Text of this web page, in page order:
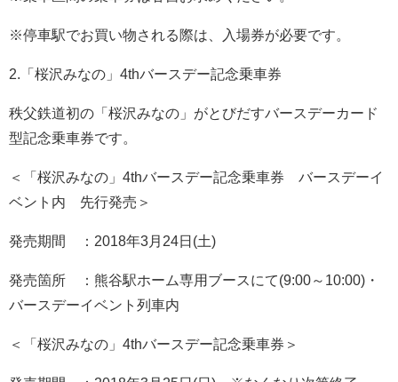
※停車駅でお買い物される際は、入場券が必要です。
2.「桜沢みなの」4thバースデー記念乗車券
秩父鉄道初の「桜沢みなの」がとびだすバースデーカード
型記念乗車券です。
＜「桜沢みなの」4thバースデー記念乗車券 バースデーイ
ベント内 先行発売＞
発売期間 ：2018年3月24日(土)
発売箇所 ：熊谷駅ホーム専用ブースにて(9:00～10:00)・
バースデーイベント列車内
＜「桜沢みなの」4thバースデー記念乗車券＞